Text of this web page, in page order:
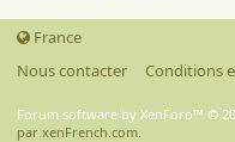
France
Nous contacter
Conditions
Forum software by XenForo™ ©
par xenFrench.com.